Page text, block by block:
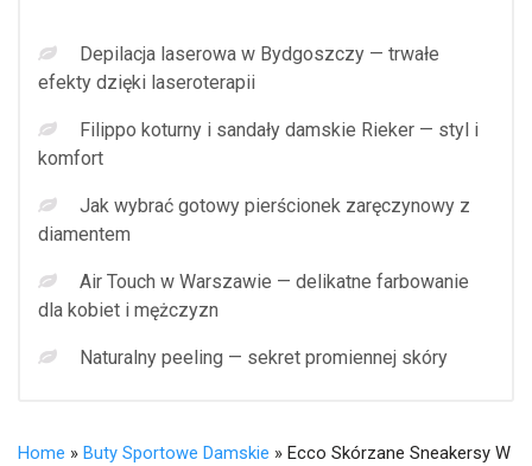
Depilacja laserowa w Bydgoszczy — trwałe
efekty dzięki laseroterapii
Filippo koturny i sandały damskie Rieker — styl i
komfort
Jak wybrać gotowy pierścionek zaręczynowy z
diamentem
Air Touch w Warszawie — delikatne farbowanie
dla kobiet i mężczyzn
Naturalny peeling — sekret promiennej skóry
Home » Buty Sportowe Damskie » Ecco Skórzane Sneakersy W